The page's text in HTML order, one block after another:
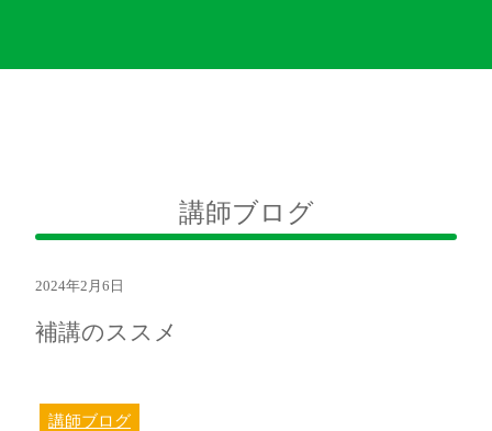
講師ブログ
2024年2月6日
補講のススメ
講師ブログ